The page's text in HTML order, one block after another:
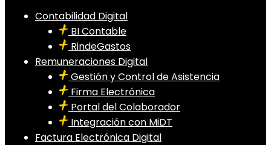
Contabilidad Digital
BI Contable
RindeGastos
Remuneraciones Digital
Gestión y Control de Asistencia
Firma Electrónica
Portal del Colaborador
Integración con MiDT
Factura Electrónica Digital